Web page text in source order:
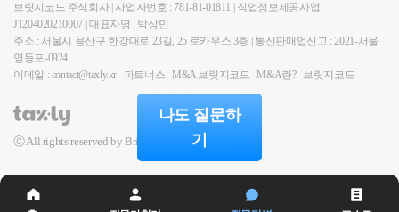
나도 질문하
기
초로 합가한 날부터 5년(현재는 10년)동안은 주택을 소
유하는 자와 그 합가한 자별로 각각 1세대로 보는 것임
따라서, ’04.6.2 이후 최초로 합가한 이후 세대분리하고
재합가하는 경우라도 최초로 합가한 날부터 5년 동안
을 별도세대로 보는 것이므로 5년 후부터는 동거봉양
을 위하여 합가하고 있을 경우 별도세대로 보지 않는
것임※ 참고로 양도소득세에서도 동거봉양 합가 비과
세라는 규정이 있습니다. 동거봉양 합가 양도세 비과
세 란1주택을 보유한 자가1주택을 보유한 60세 이상의
모는 만 60세 미만이라도,60세가 넘은 조부모/외조부
모가 부모와 동거하고 있고 세대 합가하는 경우 직계
존속은 조부모등도 포함되므로 당연히 적용이 됩니다.
⑤ 10년 이내에 양도 해야 (2018.2.13 이후 양도분)- 동
거봉양 2주택 비과세는 동거봉양일 이후 10년이내에 1
주택을 양도해야 2주택 모두 비과세가 가능합니다. 10
년이 지난 경우, 특례가 적용이 되지 않습니다.2018.2.1
3일 이전에는 동거봉양 합가는 시한이 5년이었으나,
이후 개정되어 2018.2.13일 이후 양도분 부터는 10년이
적용됩니다.소득세법 시행령제155조(1세대1주택의 특
브릿지코드 주식회사 | 사업자번호 : 781-81-01811 | 직업정보제공사업
J1204020210007 | 대표자명 : 박상민
주소 : 서울시 용산구 한강대로 23길, 25 로카우스 3층 | 통신판매업신고 : 2021-서울
영등포-0924
이메일 : contact@taxly.kr
파트너스 M&A 브릿지코드 M&A란? 브릿지코드
Ⓒ All rights reserved by BridgeCode.